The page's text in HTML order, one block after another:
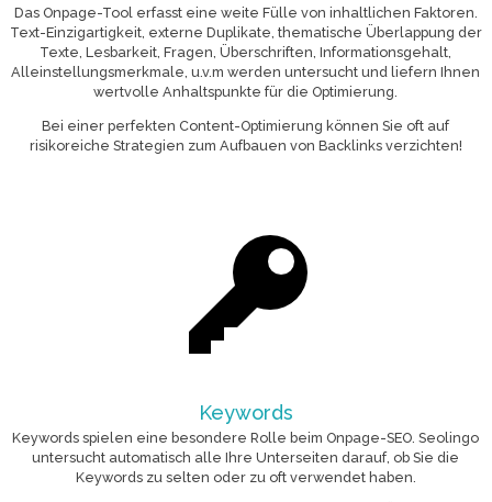
Das Onpage-Tool erfasst eine weite Fülle von inhaltlichen Faktoren.
Text-Einzigartigkeit, externe Duplikate, thematische Überlappung der
Texte, Lesbarkeit, Fragen, Überschriften, Informationsgehalt,
Alleinstellungsmerkmale, u.v.m werden untersucht und liefern Ihnen
wertvolle Anhaltspunkte für die Optimierung.
Bei einer perfekten Content-Optimierung können Sie oft auf
risikoreiche Strategien zum Aufbauen von Backlinks verzichten!
Keywords
Keywords spielen eine besondere Rolle beim Onpage-SEO. Seolingo
untersucht automatisch alle Ihre Unterseiten darauf, ob Sie die
Keywords zu selten oder zu oft verwendet haben.